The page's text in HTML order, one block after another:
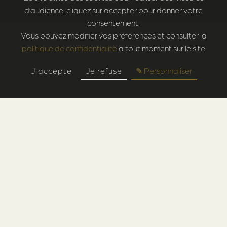
d’audience. cliquez sur accepter pour donner votre
consentement.
Vous pouvez modifier vos préférences et consulter la
politique de confidentialité à tout moment sur le site
J'accepte Je refuse ✎ Personnaliser